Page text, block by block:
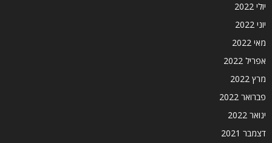
יולי 2022
יוני 2022
מאי 2022
אפריל 2022
מרץ 2022
פברואר 2022
ינואר 2022
דצמבר 2021